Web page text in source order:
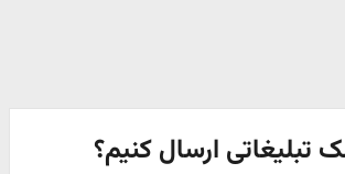
تبلیغاتی ارسال کنیم؟